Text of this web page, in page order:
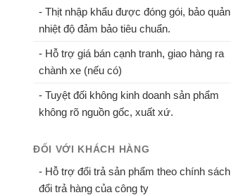
- Thịt nhập khẩu được đóng gói, bảo quản
nhiệt độ đảm bảo tiêu chuẩn.
- Hỗ trợ giá bán cạnh tranh, giao hàng ra
chành xe (nếu có)
- Tuyệt đối không kinh doanh sản phẩm
không rõ nguồn gốc, xuất xứ.
ĐỐI VỚI KHÁCH HÀNG
- Hỗ trợ đổi trả sản phẩm theo chính sách
đổi trả hàng của công ty